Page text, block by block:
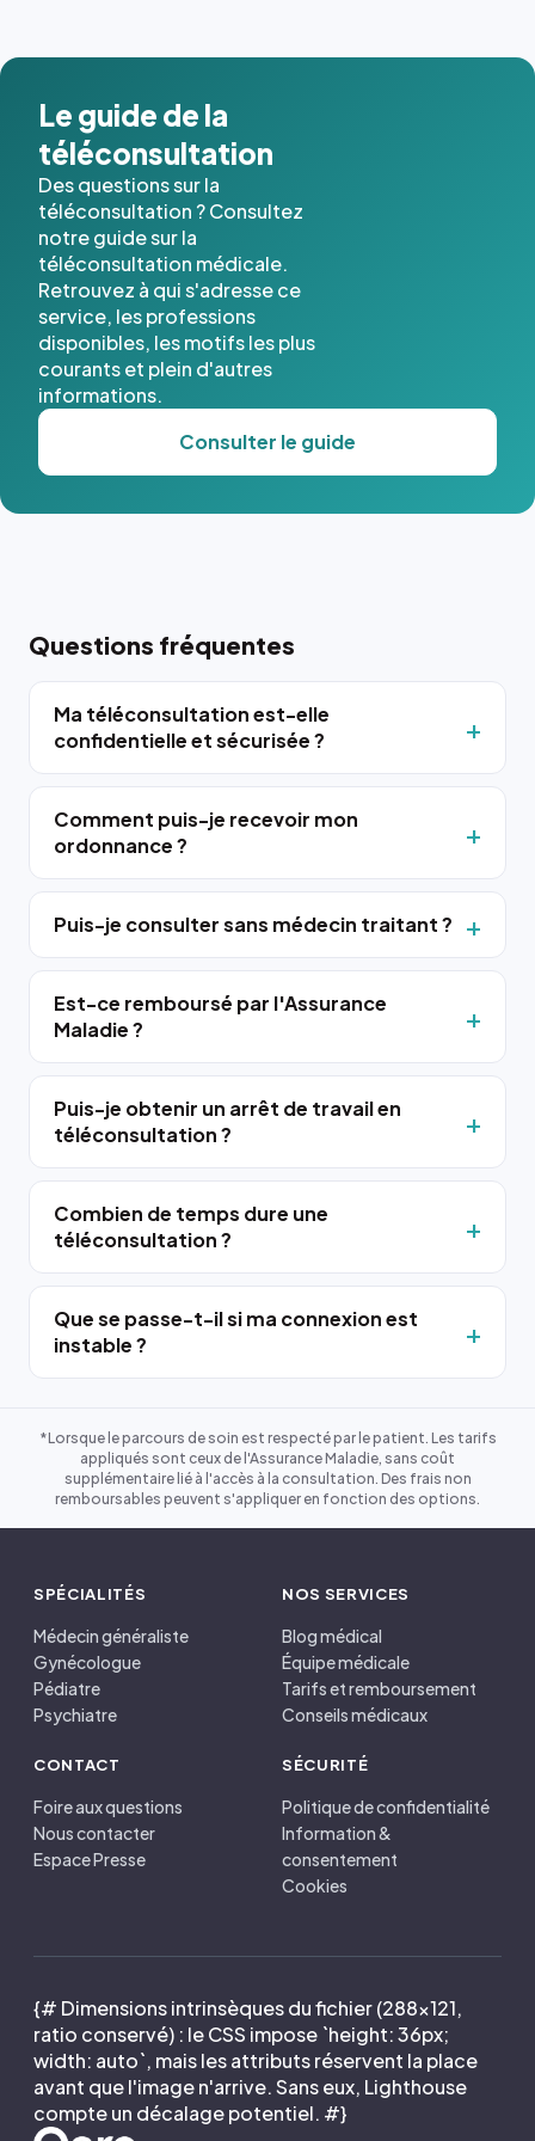
Le guide de la
téléconsultation
Des questions sur la
téléconsultation ? Consultez
notre guide sur la
téléconsultation médicale.
Retrouvez à qui s'adresse ce
service, les professions
disponibles, les motifs les plus
courants et plein d'autres
informations.
Consulter le guide
Questions fréquentes
Ma téléconsultation est-elle
confidentielle et sécurisée ?
Comment puis-je recevoir mon
ordonnance ?
Puis-je consulter sans médecin traitant ?
Est-ce remboursé par l'Assurance
Maladie ?
Puis-je obtenir un arrêt de travail en
téléconsultation ?
Combien de temps dure une
téléconsultation ?
Que se passe-t-il si ma connexion est
instable ?
*Lorsque le parcours de soin est respecté par le patient. Les tarifs
appliqués sont ceux de l'Assurance Maladie, sans coût
supplémentaire lié à l'accès à la consultation. Des frais non
remboursables peuvent s'appliquer en fonction des options.
SPÉCIALITÉS
Médecin généraliste
Gynécologue
Pédiatre
Psychiatre
NOS SERVICES
Blog médical
Équipe médicale
Tarifs et remboursement
Conseils médicaux
CONTACT
Foire aux questions
Nous contacter
Espace Presse
SÉCURITÉ
Politique de confidentialité
Information &
consentement
Cookies
{# Dimensions intrinsèques du fichier (288×121,
ratio conservé) : le CSS impose `height: 36px;
width: auto`, mais les attributs réservent la place
avant que l'image n'arrive. Sans eux, Lighthouse
compte un décalage potentiel. #}